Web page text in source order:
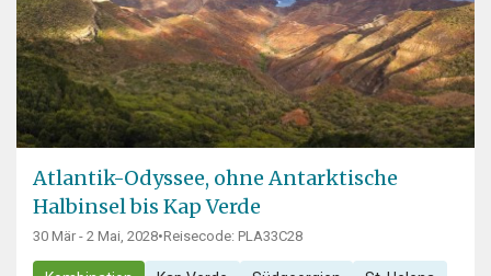
Atlantik-Odyssee, ohne Antarktische
Halbinsel bis Kap Verde
30 Mär - 2 Mai, 2028•Reisecode: PLA33C28